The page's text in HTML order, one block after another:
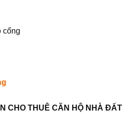
cổng
CHO THUÊ CĂN HỘ NHÀ ĐẤT